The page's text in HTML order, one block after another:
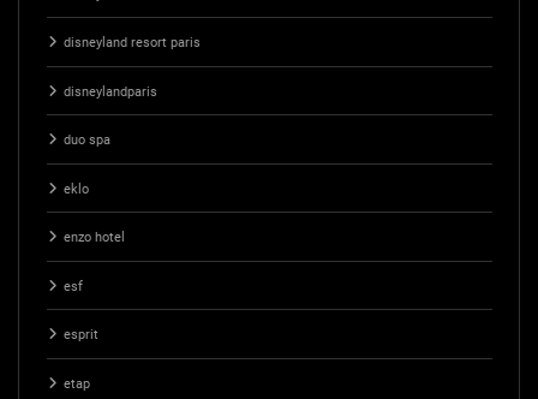
disneyland resort paris
disneylandparis
duo spa
eklo
enzo hotel
esf
esprit
etap